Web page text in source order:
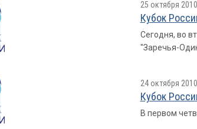
25 октября 2010
Кубок
Сегодня, во
"Заречья-
24 октября 2010
Кубок
В первом